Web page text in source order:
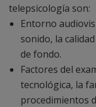
telepsicología son:
Entorno
sonido, la
de fondo.
Factores del
tecnológica, la
procedimientos